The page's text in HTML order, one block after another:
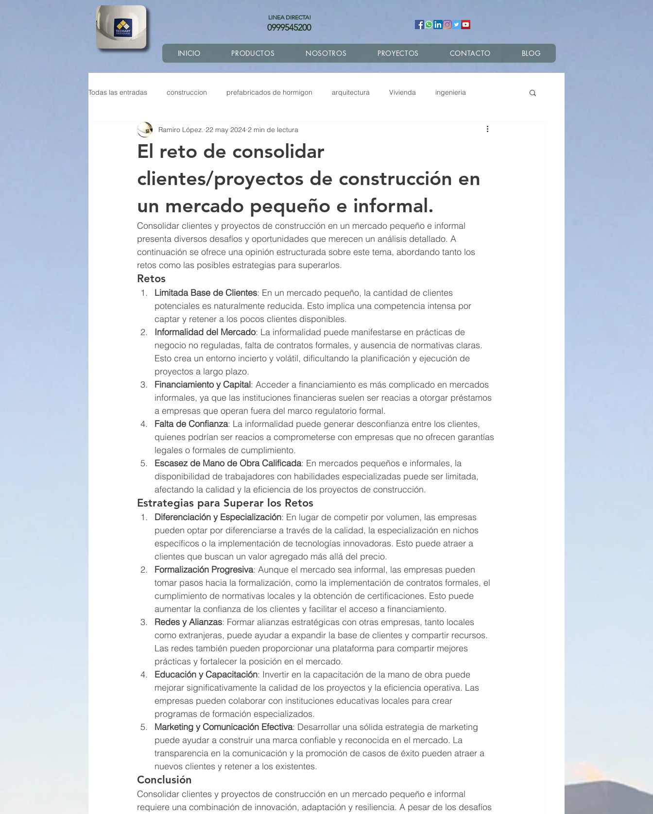
LINEA DIRECTA!
0999545200
INICIO PRODUCTOS NOSOTROS PROYECTOS CONTACTO BLOG
Todas las entradas construccion prefabricados de hormigon arquitectura Vivienda ingenieria
Construcción sostenible Prefabricados Remodelacion
Construccion industrializada Economia circular
El reto de consolidar
clientes/proyectos de construcción en
un mercado pequeño e informal.
Ramiro López. 22 may 2024 2 min de lectura
Consolidar clientes y proyectos de construcción en un mercado pequeño e informal
presenta diversos desafíos y oportunidades que merecen un análisis detallado. A
continuación se ofrece una opinión estructurada sobre este tema, abordando tanto los
retos como las posibles estrategias para superarlos.
Retos
Limitada Base de Clientes: En un mercado pequeño, la cantidad de clientes
potenciales es naturalmente reducida. Esto implica una competencia intensa por
captar y retener a los pocos clientes disponibles.
Informalidad del Mercado: La informalidad puede manifestarse en prácticas de
negocio no reguladas, falta de contratos formales, y ausencia de normativas claras.
Esto crea un entorno incierto y volátil, dificultando la planificación y ejecución de
proyectos a largo plazo.
Financiamiento y Capital: Acceder a financiamiento es más complicado en mercados
informales, ya que las instituciones financieras suelen ser reacias a otorgar préstamos
a empresas que operan fuera del marco regulatorio formal.
Falta de Confianza: La informalidad puede generar desconfianza entre los clientes,
quienes podrían ser reacios a comprometerse con empresas que no ofrecen garantías
legales o formales de cumplimiento.
Escasez de Mano de Obra Calificada: En mercados pequeños e informales, la
disponibilidad de trabajadores con habilidades especializadas puede ser limitada,
afectando la calidad y la eficiencia de los proyectos de construcción.
Estrategias para Superar los Retos
Diferenciación y Especialización: En lugar de competir por volumen, las empresas
pueden optar por diferenciarse a través de la calidad, la especialización en nichos
específicos o la implementación de tecnologías innovadoras. Esto puede atraer a
clientes que buscan un valor agregado más allá del precio.
Formalización Progresiva: Aunque el mercado sea informal, las empresas pueden
tomar pasos hacia la formalización, como la implementación de contratos formales, el
cumplimiento de normativas locales y la obtención de certificaciones. Esto puede
aumentar la confianza de los clientes y facilitar el acceso a financiamiento.
Redes y Alianzas: Formar alianzas estratégicas con otras empresas, tanto locales
como extranjeras, puede ayudar a expandir la base de clientes y compartir recursos.
Las redes también pueden proporcionar una plataforma para compartir mejores
prácticas y fortalecer la posición en el mercado.
Educación y Capacitación: Invertir en la capacitación de la mano de obra puede
mejorar significativamente la calidad de los proyectos y la eficiencia operativa. Las
empresas pueden colaborar con instituciones educativas locales para crear
programas de formación especializados.
Marketing y Comunicación Efectiva: Desarrollar una sólida estrategia de marketing
puede ayudar a construir una marca confiable y reconocida en el mercado. La
transparencia en la comunicación y la promoción de casos de éxito pueden atraer a
nuevos clientes y retener a los existentes.
Conclusión
Consolidar clientes y proyectos de construcción en un mercado pequeño e informal
requiere una combinación de innovación, adaptación y resiliencia. A pesar de los desafíos